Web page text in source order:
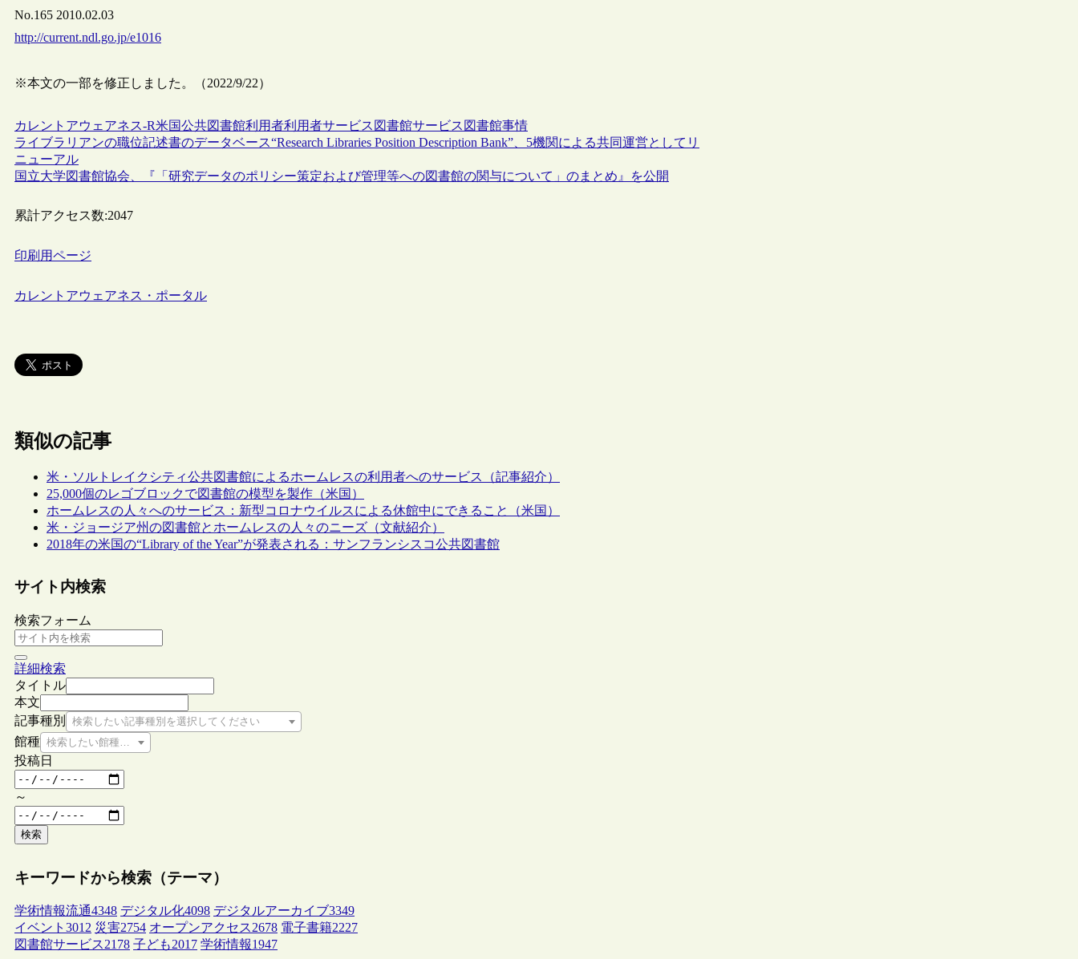
No.165 2010.02.03
http://current.ndl.go.jp/e1016
※本文の一部を修正しました。（2022/9/22）
カレントアウェアネス-R米国公共図書館利用者利用者サービス 図書館サービス 図書館事情
ライブラリアンの職位記述書のデータベース“Research Libraries Position Description Bank”、5機関による共同運営としてリ
ニューアル
国立大学図書館協会、『「研究データのポリシー策定および管理等への図書館の関与について」のまとめ』を公開
累計アクセス数:2047
印刷用ページ
カレントアウェアネス・ポータル
類似の記事
米・ソルトレイクシティ公共図書館によるホームレスの利用者へのサービス（記事紹介）
25,000個のレゴブロックで図書館の模型を製作（米国）
ホームレスの人々へのサービス：新型コロナウイルスによる休館中にできること（米国）
米・ジョージア州の図書館とホームレスの人々のニーズ（文献紹介）
2018年の米国の“Library of the Year”が発表される：サンフランシスコ公共図書館
サイト内検索
検索フォーム
詳細検索
タイトル
本文
記事種別
検索したい記事種別を選択してください
館種 検索したい館種を選択してください
投稿日
～
検索
キーワードから検索（テーマ）
学術情報流通4348 デジタル化4098 デジタルアーカイブ3349
イベント 3012 災害2754 オープンアクセス2678 電子書籍2227
図書館サービス2178 子ども2017 学術情報1947